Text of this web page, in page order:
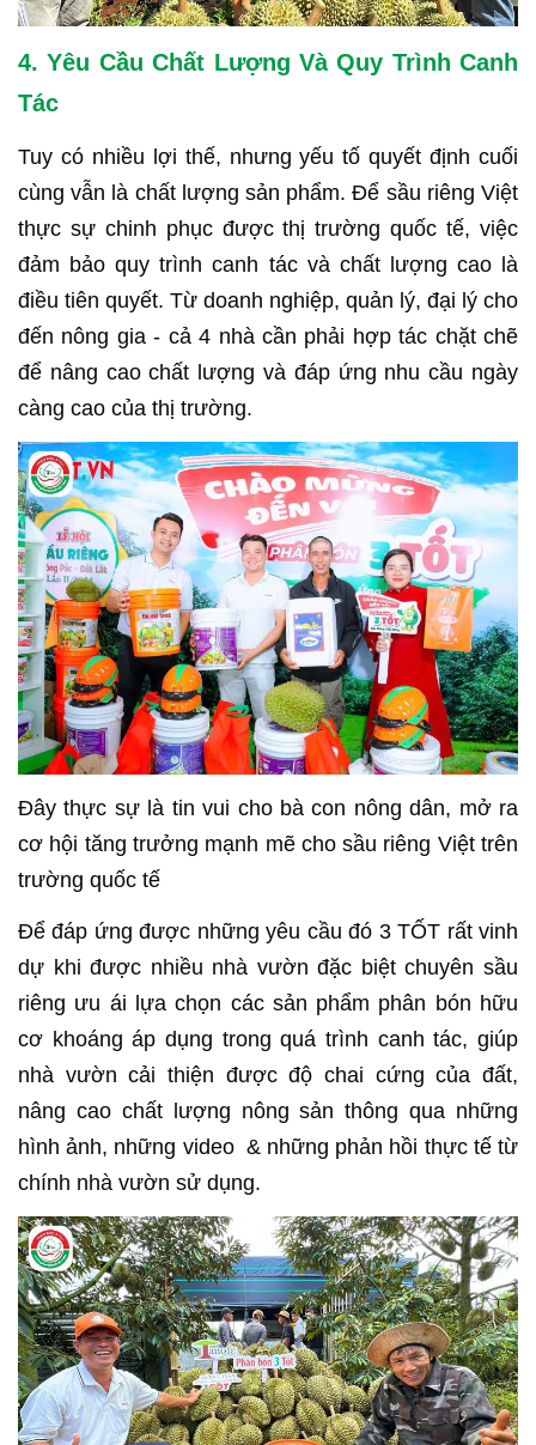
4. Yêu Cầu Chất Lượng Và Quy Trình Canh
Tác
Tuy có nhiều lợi thế, nhưng yếu tố quyết định cuối
cùng vẫn là chất lượng sản phẩm. Để sầu riêng Việt
thực sự chinh phục được thị trường quốc tế, việc
đảm bảo quy trình canh tác và chất lượng cao là
điều tiên quyết. Từ doanh nghiệp, quản lý, đại lý cho
đến nông gia - cả 4 nhà cần phải hợp tác chặt chẽ
để nâng cao chất lượng và đáp ứng nhu cầu ngày
càng cao của thị trường.
Đây thực sự là tin vui cho bà con nông dân, mở ra
cơ hội tăng trưởng mạnh mẽ cho sầu riêng Việt trên
trường quốc tế
Để đáp ứng được những yêu cầu đó 3 TỐT rất vinh
dự khi được nhiều nhà vườn đặc biệt chuyên sầu
riêng ưu ái lựa chọn các sản phẩm phân bón hữu
cơ khoáng áp dụng trong quá trình canh tác, giúp
nhà vườn cải thiện được độ chai cứng của đất,
nâng cao chất lượng nông sản thông qua những
hình ảnh, những video & những phản hồi thực tế từ
chính nhà vườn sử dụng.